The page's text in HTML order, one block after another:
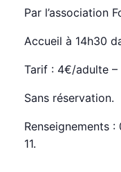
Par l’association
Accueil à 14h30
Tarif : 4€/adulte –
Sans réservation.
Renseignements
11.